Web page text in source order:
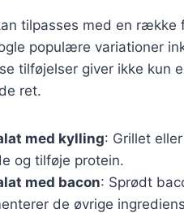
tilpasses med en række
populære variationer
tilføjelser giver ikke kun
ret.
med kylling: Grillet
og tilføje protein.
med bacon: Sprødt
de øvrige